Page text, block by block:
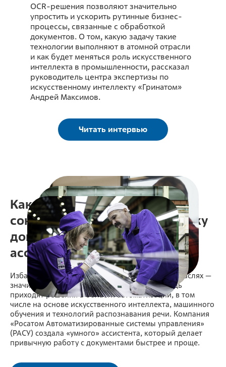
OCR-решения позволяют значительно
упростить и ускорить рутинные бизнес-
процессы, связанные с обработкой
документов. О том, какую задачу такие
технологии выполняют в атомной отрасли
и как будет меняться роль искусственного
интеллекта в промышленности, рассказал
руководитель центра экспертизы по
искусственному интеллекту «Гринатом»
Андрей Максимов.
Читать интервью
Как «Росатом» в шесть раз
сократил время на трассировку
документов при помощи AI-
ассистента
Избавиться от рутины в критически важных отраслях —
значит повысить их эффективность. На помощь
приходят решения в области автоматизации, в том
числе на основе искусственного интеллекта, машинного
обучения и технологий распознавания речи. Компания
«Росатом Автоматизированные системы управления»
(РАСУ) создала «умного» ассистента, который делает
привычную работу с документами быстрее и проще.